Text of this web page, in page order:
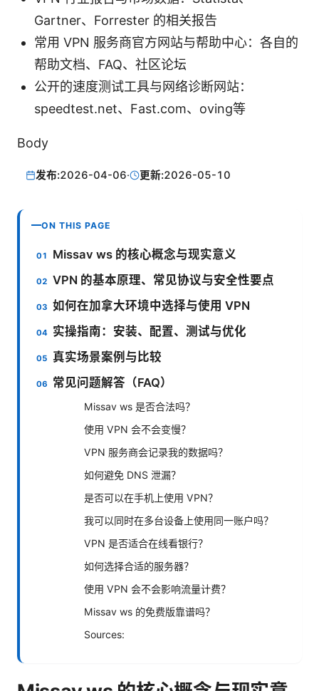
Gartner、Forrester 的相关报告
常用 VPN 服务商官方网站与帮助中心：各自的
帮助文档、FAQ、社区论坛
公开的速度测试工具与网络诊断网站：
speedtest.net、Fast.com、oving等
Body
发布:2026-04-06· 更新:2026-05-10
ON THIS PAGE
Missav ws 的核心概念与现实意义
VPN 的基本原理、常见协议与安全性要点
如何在加拿大环境中选择与使用 VPN
实操指南：安装、配置、测试与优化
真实场景案例与比较
常见问题解答（FAQ）
Missav ws 是否合法吗？
使用 VPN 会不会变慢？
VPN 服务商会记录我的数据吗？
如何避免 DNS 泄漏？
是否可以在手机上使用 VPN？
我可以同时在多台设备上使用同一账户吗？
VPN 是否适合在线看银行？
如何选择合适的服务器？
使用 VPN 会不会影响流量计费？
Missav ws 的免费版靠谱吗？
Sources: